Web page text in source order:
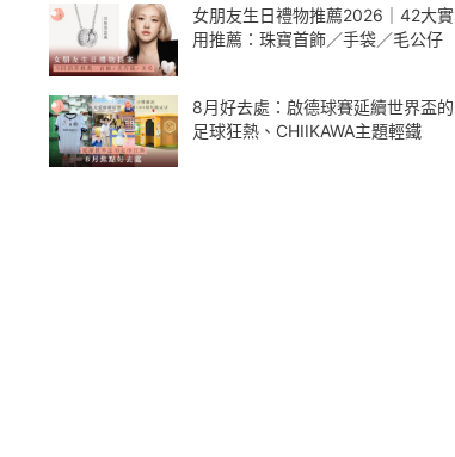
女朋友生日禮物推薦2026｜42大實
用推薦：珠寶首飾／手袋／毛公仔
8月好去處：啟德球賽延續世界盃的
足球狂熱、CHIIKAWA主題輕鐵